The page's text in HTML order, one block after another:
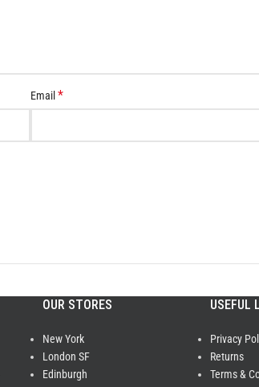
Email *
OUR STORES
New York
London SF
Edinburgh
USEFUL
Privacy
Returns
Terms &